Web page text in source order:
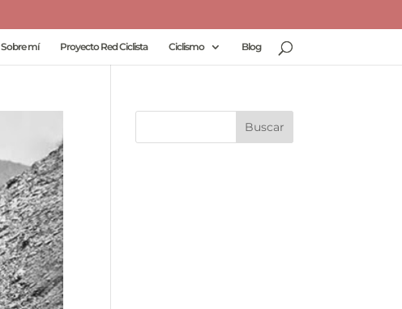
Sobre mí Proyecto Red Ciclista Ciclismo Blog